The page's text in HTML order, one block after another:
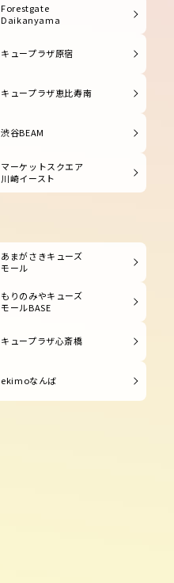
Forestgate
Daikanyama
キュープラザ原宿
キュープラザ恵比寿南
渋谷BEAM
マーケットスクエア
川崎イースト
あまがさきキューズ
モール
もりのみやキューズ
モールBASE
キュープラザ心斎橋
ekimoなんば